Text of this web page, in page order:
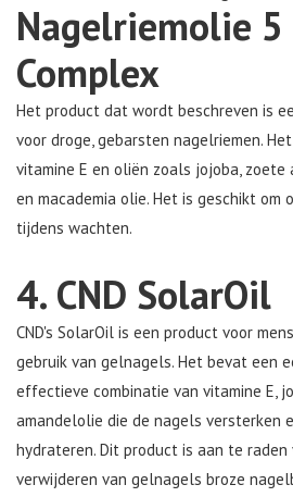
Nagelriemolie
Complex
Het product dat wordt beschreven is
voor droge, gebarsten nagelriemen.
vitamine E en oliën zoals jojoba, zoete
en macademia olie. Het is geschikt om
tijdens wachten.
4. CND SolarOil
CND's SolarOil is een product voor
gebruik van gelnagels. Het bevat een
effectieve combinatie van vitamine E,
amandelolie die de nagels versterken
hydrateren. Dit product is aan te
verwijderen van gelnagels broze